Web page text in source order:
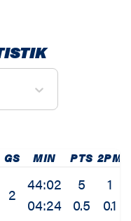
GS MIN PTS 2PM
2
44:02
04:24
5
0.5
1
0.1